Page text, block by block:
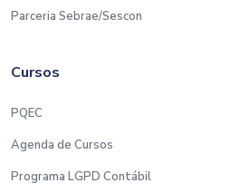
Parceria Sebrae/Sescon
Cursos
PQEC
Agenda de Cursos
Programa LGPD Contábil